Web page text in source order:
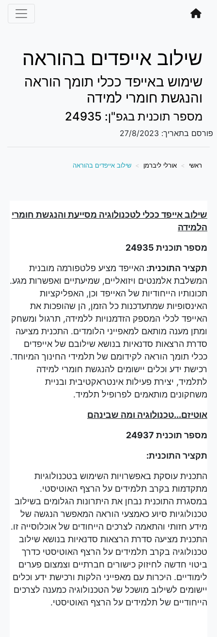
שילוב אייפדים בהוראה
שימוש באייפד ככלי תומך הוראה
והנגשת חומרי למידה
מספר תוכנית בגפ"ן: 24935
פורסם בתאריך: 27/8/2023
ראשי אורלי ליברמן שילוב אייפדים בהוראה
שילוב אייפד ככלי לטכנולוגיה מסייעת והנגשת חומרי
הלמידה
מספר תוכנית 24935
תקציר התוכנית: האייפד מציע פלטפורמה מובנית
המשלבת אלמנטים ויזואליים, שמיעתיים ואפשרות מגע.
תכונותיו הייחודיות של האייפד וכן, האפליקציות
האינסופיות שמתעדכנות כל הזמן, הן שהופכות את
האייפד לכלי המספק הזדמנויות ללמידה, תרגול ומשחק
ומתן מענה מותאם למאפייני הלומדים. התכנית מציעה
סדרת הרצאות סדנאיות בנושא שילובם של אייפדים
ככלי תומך הוראה לקידומם של תלמידי החינוך המיוחד.
רכישת ידע וכלים יישומים להנגשת חומרי למידה
לתלמיד, יצירת פעילות אינטראקטיבית ובניית
משחקונים מותאמים לפרופיל תלמיד.
אוטיזם...טכנולוגיה ומה שבינהם
מספר תוכנית 24937
תקציר התוכנית:
התכנית עוסקת באפשרויות השימוש בטכנולוגיות
מתקדמות בקרב תלמידים על הרצף האוטיסטי.
במסגרת התוכנית נבחן את היתרונות הגלומים בשילוב
טכנולוגיות סיוע כאמצעי הוראה המאפשר הנגשה של
מידע חזותי והתאמה לצרכים הייחודים של אוכלוסייה זו.
התכנית מציעה סדרת הרצאות סדנאיות בנושא שילוב
טכנולוגיה בקרב תלמידים על הרצף האוטיסטי כדרך
ביטוי חדשה לחיזוק כישורים חברתיים וצמצום פערים
לימודיים. היכרות עם מאפייני הלקות ורכישת ידע וכלים
יישומים לשילוב מושכל של הטכנולוגיה כמענה לצרכים
הייחודיים של תלמידים על הרצף האוטיסטי.